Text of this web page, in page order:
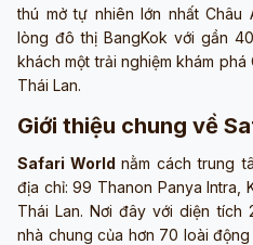
thú mở tự nhiên lớn nhất
lòng đô thị BangKok với gần
khách một trải nghiệm khám
Thái Lan.
Giới thiệu chung về
Safari Worldnằm cách trung
địa chỉ: 99 Thanon Panya Intra,
Thái Lan. Nơi đây với diện tích
nhà chung của hơn 70 loài